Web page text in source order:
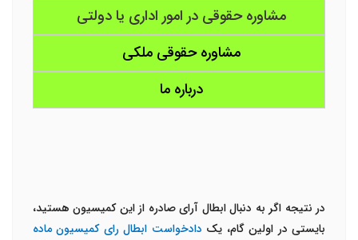
مشاوره حقوقی در امور اداری یا دولتی
مشاوره حقوقی ملکی
درباره ما
در نتیجه اگر به دنبال ابطال آرای صادره از این کمیسیون هستید،
بایستی در اولین گام، یک دادخواست ابطال رای کمیسیون ماده